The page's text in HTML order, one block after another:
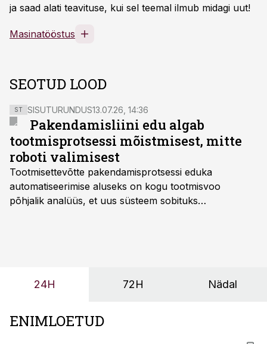
ja saad alati teavituse, kui sel teemal ilmub midagi uut!
Masinatööstus
SEOTUD LOOD
ST SISUTURUNDUS13.07.26, 14:36
Pakendamisliini edu algab
tootmisprotsessi mõistmisest, mitte
roboti valimisest
Tootmisettevõtte pakendamisprotsessi eduka
automatiseerimise aluseks on kogu tootmisvoo
põhjalik analüüs, et uus süsteem sobituks
OÜ tegevjuht Sander Mitendorf.
24H 72H Nädal
ENIMLOETUD